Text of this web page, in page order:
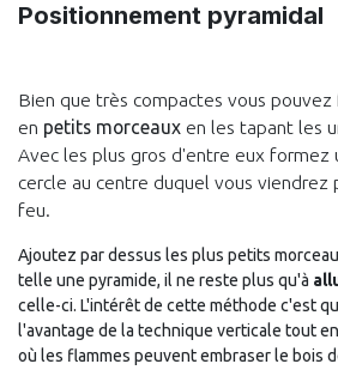
Positionnement pyramidal
Bien que très compactes vous pouvez
en petits morceaux en les tapant les
Avec les plus gros d'entre eux formez
cercle au centre duquel vous viendrez
feu.
Ajoutez par dessus les plus petits
telle une pyramide, il ne reste plus qu'à
celle-ci. L'intérêt de cette méthode c'est
l'avantage de la technique verticale tout
où les flammes peuvent embraser le bois